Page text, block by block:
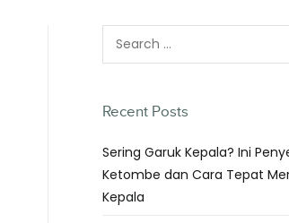
Recent Posts
Sering Garuk Kepala? Ini
Ketombe dan Cara Tepat
Kepala